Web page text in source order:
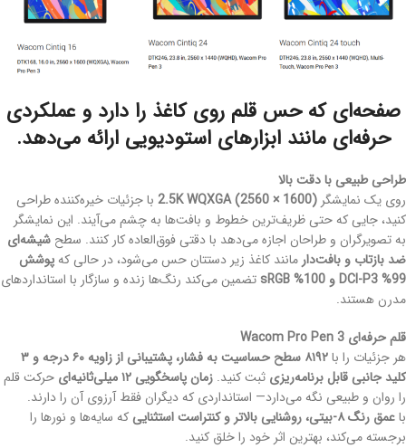
صفحه‌ای که حس قلم روی کاغذ را دارد و عملکردی
حرفه‌ای مانند ابزارهای استودیویی ارائه می‌دهد.
طراحی طبیعی با دقت بالا
روی یک نمایشگر 2.5K WQXGA (2560 × 1600) با جزئیات خیره‌کننده طراحی
کنید، جایی که حتی ظریف‌ترین خطوط و بافت‌ها به چشم می‌آیند. این نمایشگر
به تصویرگران و طراحان اجازه می‌دهد با دقتی فوق‌العاده کار کنند. سطح شیشه‌ای
ضد بازتاب و بافت‌دار مانند کاغذ زیر دستتان حس می‌شود، در حالی کهپوشش
99% DCI-P3 و 100% sRGB
تضمین می‌کند رنگ‌ها زنده و سازگار با استانداردهای
مدرن هستند.
قلم حرفه‌ای Wacom Pro Pen 3
هر جزئیات را با
۸۱۹۲ سطح حساسیت به فشار، پشتیبانی از زاویه ۶۰ درجه و ۳
کلید جانبی قابل برنامه‌ریزی ثبت کنید. زمان پاسخگویی ۱۲ میلی‌ثانیه‌ای
حرکت قلم
را روان و طبیعی نگه می‌دارد— استانداردی که دیگران فقط آرزوی آن را دارند.
باعمق رنگ ۸-بیتی، روشنایی بالاتر و کنتراست استثنایی
که سایه‌ها و نورها را
برجسته می‌کند، بهترین اثر خود را خلق کنید.